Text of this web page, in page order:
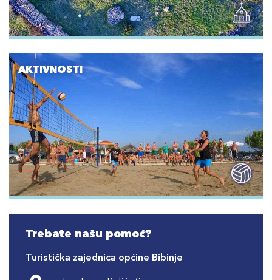
AKTIVNOSTI
Trebate našu pomoć?
Turistička zajednica općine Bibinje